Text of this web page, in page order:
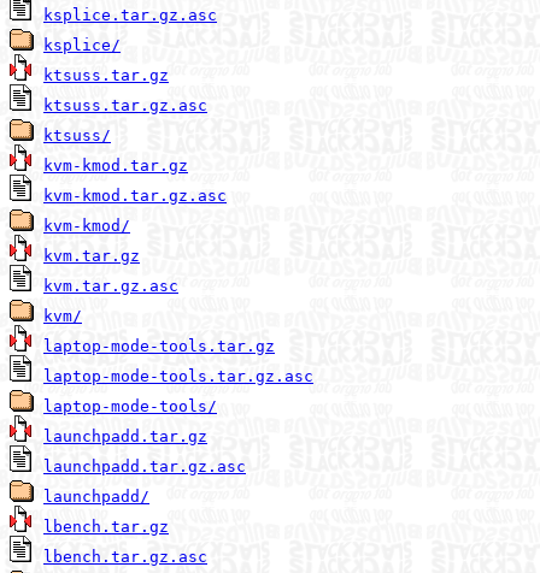
ksplice.tar.gz.asc
ksplice/
ktsuss.tar.gz
ktsuss.tar.gz.asc
ktsuss/
kvm-kmod.tar.gz
kvm-kmod.tar.gz.asc
kvm-kmod/
kvm.tar.gz
kvm.tar.gz.asc
kvm/
laptop-mode-tools.tar.gz
laptop-mode-tools.tar.gz.asc
laptop-mode-tools/
launchpadd.tar.gz
launchpadd.tar.gz.asc
launchpadd/
lbench.tar.gz
lbench.tar.gz.asc